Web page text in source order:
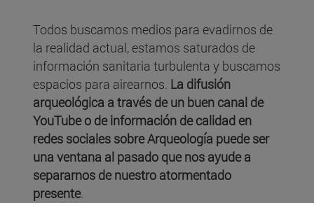
Todos buscamos medios para evadirnos de
la realidad actual, estamos saturados de
información sanitaria turbulenta y buscamos
espacios para airearnos. La difusión
arqueológica a través de un buen canal de
YouTube o de información de calidad en
redes sociales sobre Arqueología puede ser
una ventana al pasado que nos ayude a
separarnos de nuestro atormentado
presente.